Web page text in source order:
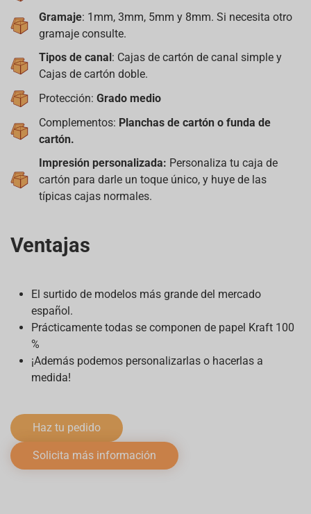
Gramaje: 1mm, 3mm, 5mm y 8mm. Si necesita otro
gramaje consulte.
Tipos de canal: Cajas de cartón de canal simple y
Cajas de cartón doble.
Protección: Grado medio
Complementos: Planchas de cartón o funda de
cartón.
Impresión personalizada: Personaliza tu caja de
cartón para darle un toque único, y huye de las
típicas cajas normales.
Ventajas
El surtido de modelos más grande del mercado
español.
Prácticamente todas se componen de papel Kraft 100
%
¡Además podemos personalizarlas o hacerlas a
medida!
Haz tu pedido
Solicita más información